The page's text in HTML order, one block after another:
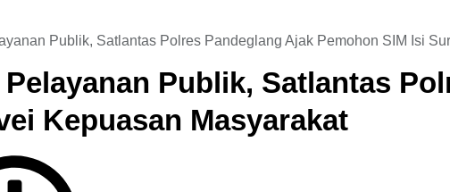
Publik, Satlantas Polres Pandeglang Ajak Pemohon SIM Isi
Publik, Satlantas
Kepuasan Masyarakat